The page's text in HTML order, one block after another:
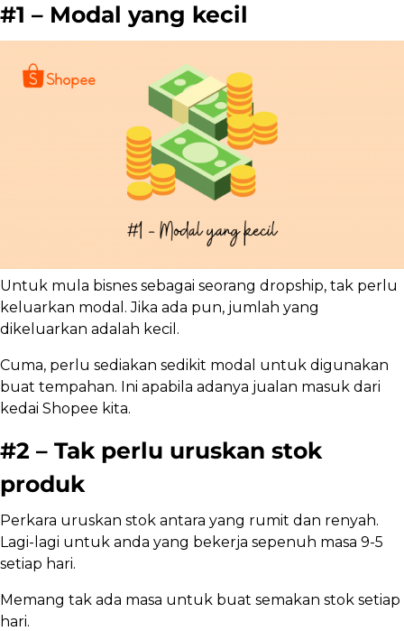
#1 – Modal yang kecil
Untuk mula bisnes sebagai seorang dropship, tak perlu
keluarkan modal. Jika ada pun, jumlah yang
dikeluarkan adalah kecil.
Cuma, perlu sediakan sedikit modal untuk digunakan
buat tempahan. Ini apabila adanya jualan masuk dari
kedai Shopee kita.
#2 – Tak perlu uruskan stok
produk
Perkara uruskan stok antara yang rumit dan renyah.
Lagi-lagi untuk anda yang bekerja sepenuh masa 9-5
setiap hari.
Memang tak ada masa untuk buat semakan stok setiap
hari.